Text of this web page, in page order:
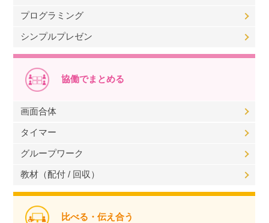
プログラミング
シンプルプレゼン
協働でまとめる
画面合体
タイマー
グループワーク
教材（配付 / 回収）
比べる・伝え合う